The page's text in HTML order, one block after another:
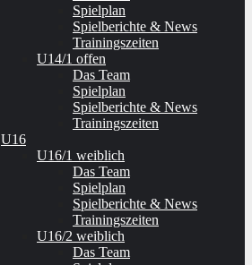
Spielplan
Spielberichte & News
Trainingszeiten
U14/1 offen
Das Team
Spielplan
Spielberichte & News
Trainingszeiten
U16
U16/1 weiblich
Das Team
Spielplan
Spielberichte & News
Trainingszeiten
U16/2 weiblich
Das Team